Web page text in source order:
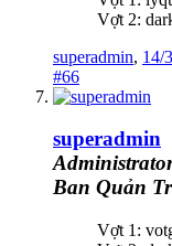
Vợt 2:
superadmin, 14/
#66
superadmin
Ban Quản
Vợt 1: